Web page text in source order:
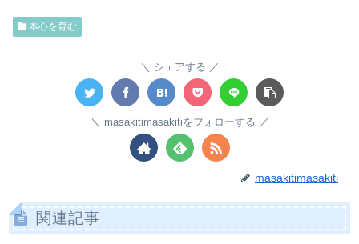
本心を育む
シェアする
masakitimasakitiをフォローする
masakitimasakiti
関連記事